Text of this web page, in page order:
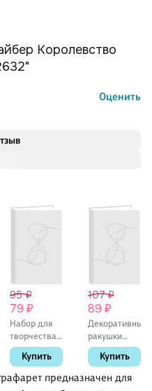
предназначен для
95 ₽
79 ₽
Набор для
творчества,
Букетик из 4-
х соцветий
васильковый
Купить
107 ₽
89 ₽
Декоративные
ракушки
витые, 5
штукКупить
Королевство
Оценить